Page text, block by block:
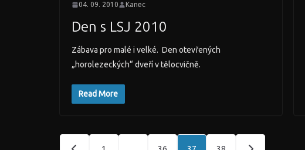
04. 09. 2010 Kanec
Den s LSJ 2010
Zábava pro malé i velké. Den otevřených
„horolezeckých“ dveří v tělocvičně.
Read More
Stránkování